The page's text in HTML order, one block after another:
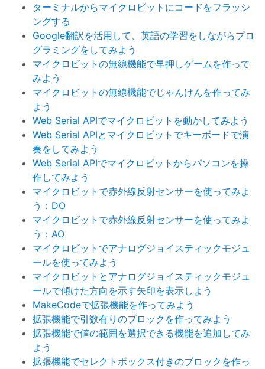
ターミナルからマイクロビットにコードをフラッシ
ングする
Google翻訳を活用して、英語の学習をしながらプロ
グラミングをしてみよう
マイクロビットの無線機能で早押しゲームを作って
みよう
マイクロビットの無線機能でじゃんけんを作ってみ
よう
Web Serial APIでマイクロビットを動かしてみよう
Web Serial APIとマイクロビットでキーボードで演
奏をしてみよう
Web Serial APIでマイクロビットからパソコンを操
作してみよう
マイクロビットで赤外線反射センサーを使ってみよ
う：DO
マイクロビットで赤外線反射センサーを使ってみよ
う：AO
マイクロビットでアナログジョイスティックモジュ
ールを使ってみよう
マイクロビットとアナログジョイスティックモジュ
ールで傾けた方向を示す矢印を表示しよう
MakeCodeで拡張機能を作ってみよう
拡張機能で引数有りのブロックを作ってみよう
拡張機能で値の範囲を選択できる機能を追加してみ
よう
拡張機能でセレクトボックス付きのブロックを作っ